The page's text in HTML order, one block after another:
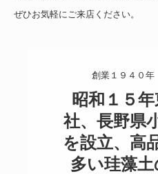
ぜひお気軽にご来店ください。
創業１９４０年
昭和１５
社、長野県
を設立、高
多い珪藻